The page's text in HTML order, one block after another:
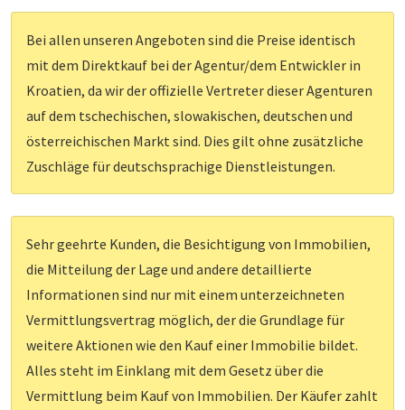
Bei allen unseren Angeboten sind die Preise identisch
mit dem Direktkauf bei der Agentur/dem Entwickler in
Kroatien, da wir der offizielle Vertreter dieser Agenturen
auf dem tschechischen, slowakischen, deutschen und
österreichischen Markt sind. Dies gilt ohne zusätzliche
Zuschläge für deutschsprachige Dienstleistungen.
Sehr geehrte Kunden, die Besichtigung von Immobilien,
die Mitteilung der Lage und andere detaillierte
Informationen sind nur mit einem unterzeichneten
Vermittlungsvertrag möglich, der die Grundlage für
weitere Aktionen wie den Kauf einer Immobilie bildet.
Alles steht im Einklang mit dem Gesetz über die
Vermittlung beim Kauf von Immobilien. Der Käufer zahlt